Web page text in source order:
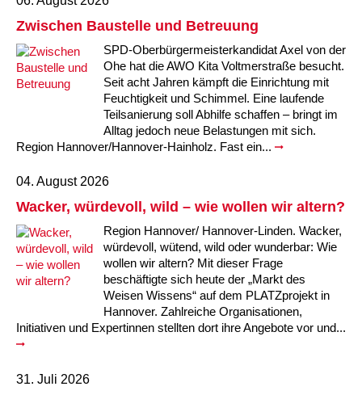
Kindertagesstätte Schneiderberg
Kindertagesstätte Sylter Weg
Kindertagesstätte Tresckowstraße
Kindertagesstätte Voltmerstraße
Kindertagesstätte Wiehbergstraße
Offene Sprach-Sprechstunde
Kindertagesstätte Mühenkamp / Familienzentrum
Kindertagesstätte Petermannstraße /
Familienzentrum
Kindertagesstätte Pfarrlandplatz
Hör- und Sprachheilkindergarten Ratswiese
Kindertagesstätte Rosenbergstraße
Kindertagesstätte Schneiderberg
Kindertagesstätte Schweriner Straße /
Familienzentrum
Kindertagesstätte Sylter Weg
Kindertagesstätte Tresckowstraße
Zwischen Baustelle und Betreuung
SPD-Oberbürgermeisterkandidat Axel von der
Ohe hat die AWO Kita Voltmerstraße besucht.
Seit acht Jahren kämpft die Einrichtung mit
Feuchtigkeit und Schimmel. Eine laufende
Teilsanierung soll Abhilfe schaffen – bringt im
Alltag jedoch neue Belastungen mit sich.
Region Hannover/Hannover-Hainholz. Fast ein...
04. August 2026
Wacker, würdevoll, wild – wie wollen wir altern?
Region Hannover/ Hannover-Linden. Wacker,
würdevoll, wütend, wild oder wunderbar: Wie
wollen wir altern? Mit dieser Frage
beschäftigte sich heute der „Markt des
Weisen Wissens“ auf dem PLATZprojekt in
Hannover. Zahlreiche Organisationen,
Initiativen und Expertinnen stellten dort ihre Angebote vor und...
31. Juli 2026